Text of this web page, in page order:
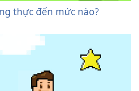
thực đến mức nào?